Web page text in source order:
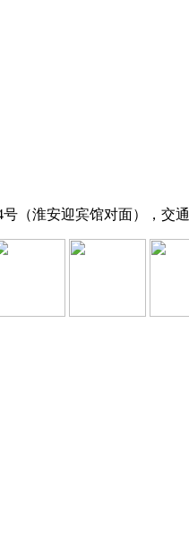
（淮安迎宾馆对面），交